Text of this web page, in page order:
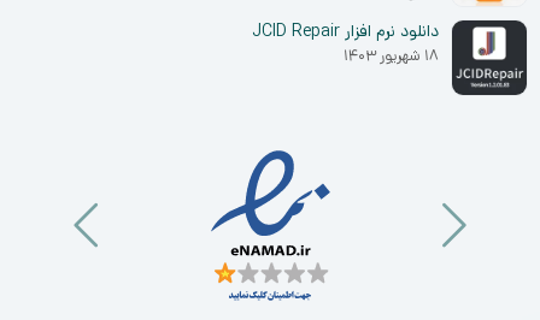
دانلود نرم افزار JCID Repair
۱۸ شهریور ۱۴۰۳